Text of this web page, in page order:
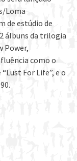
Loma
de estúdio de
álbuns da trilogia
Power,
como o
For Life”, e o